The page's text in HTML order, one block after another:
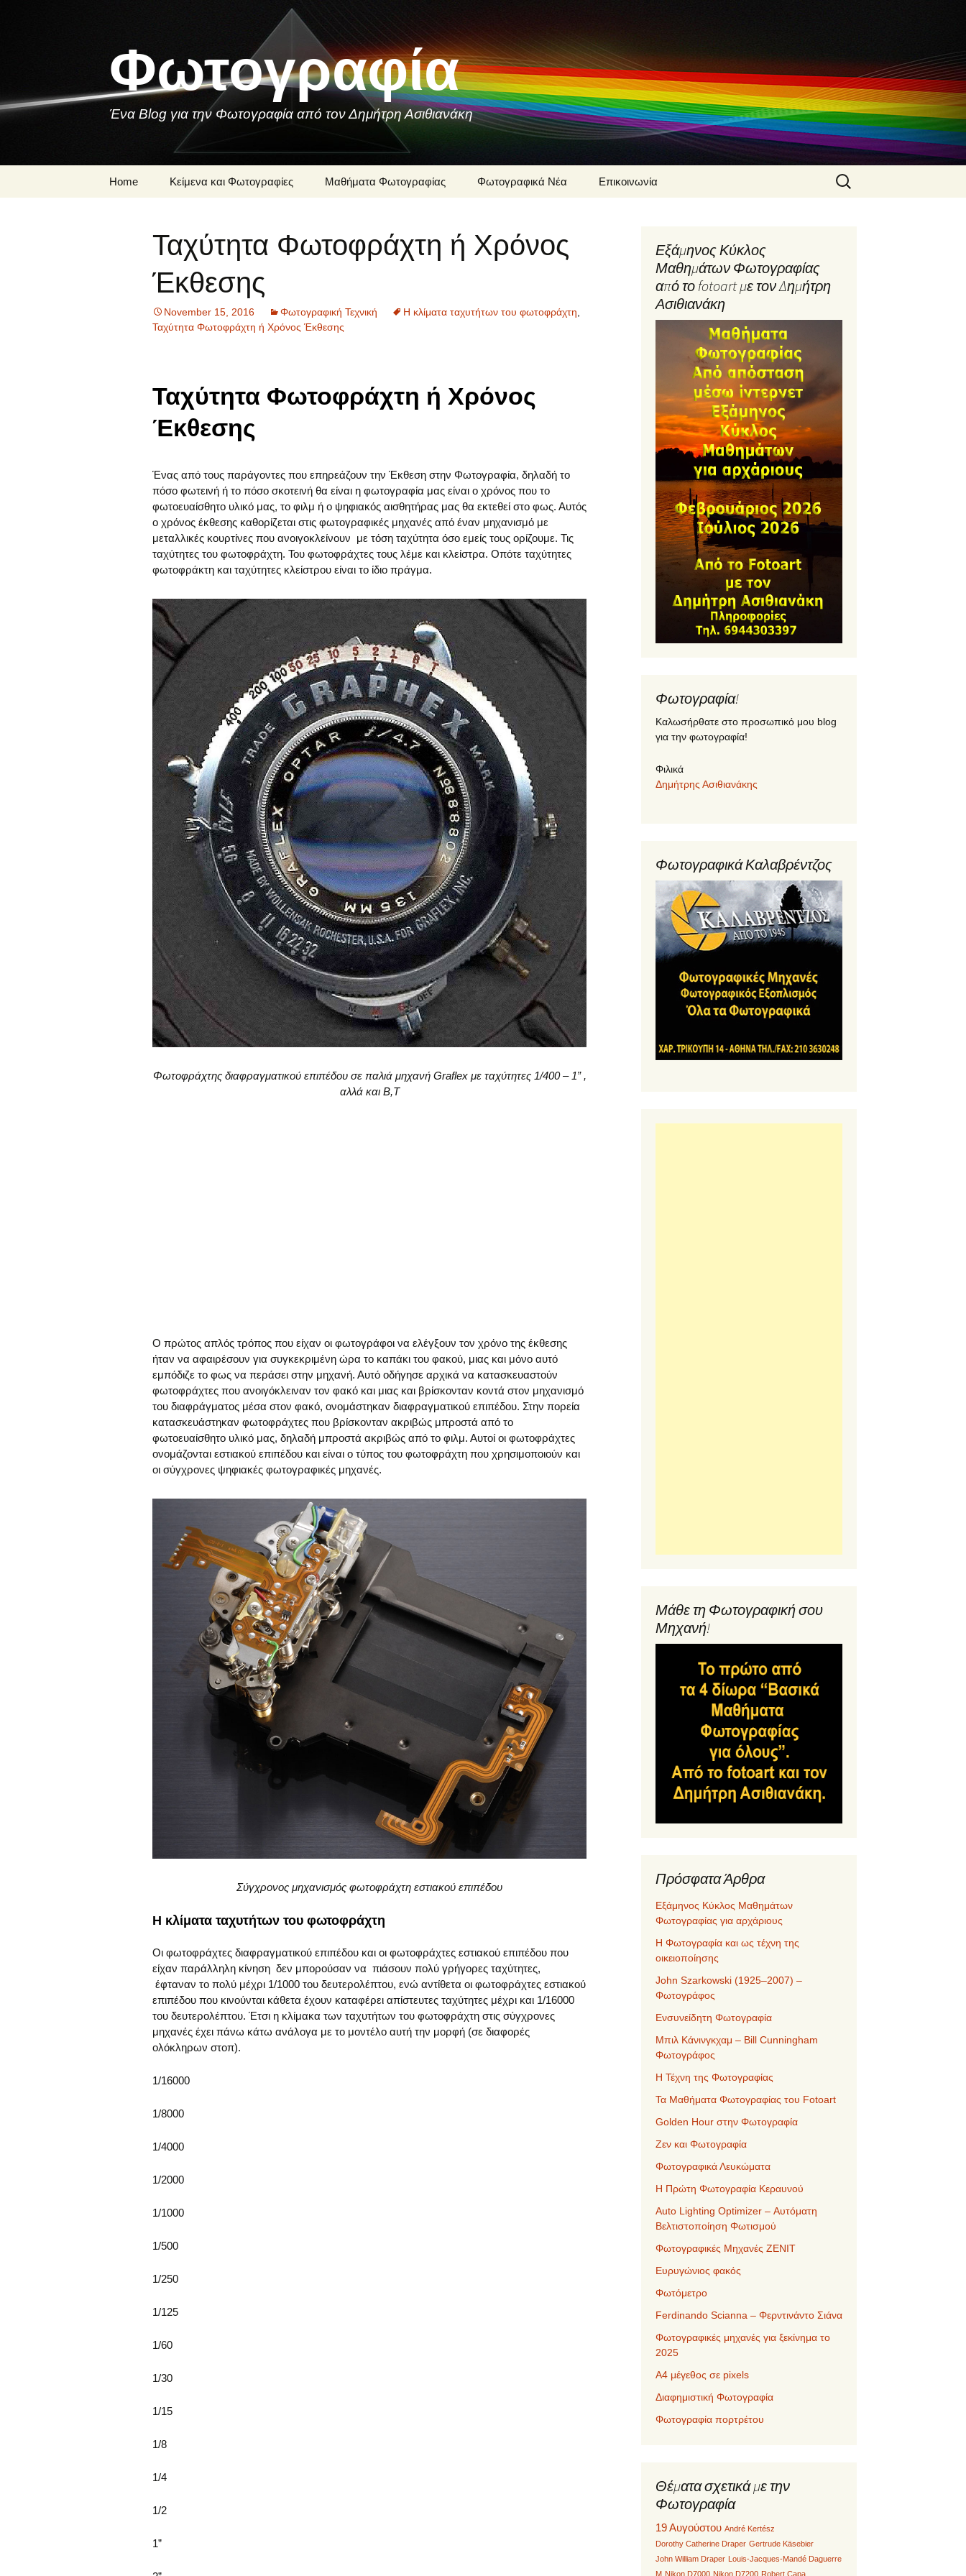
Φωτογραφία
Ένα Blog για την Φωτογραφία από τον Δημήτρη Ασιθιανάκη
Home Κείμενα και Φωτογραφίες
Ποιήματα και
Τραγούδια για τη
Μαθήματα Φωτογραφίας
Φωτογραφίες που
Σπουδαίοι Φωτογράφοι
Φωτογραφικός
Εξοπλισμός
Φωτογραφικές μηχανές
Φωτογραφικά Νέα Επικοινωνία
Φωτογραφίας από τον
Δημήτρη Ασιθιανάκη
Φωτογραφικές
υπηρεσίες από τον
Δημήτρη Ασιθιανάκη
Search
for:
Ταχύτητα Φωτοφράχτη ή Χρόνος
Έκθεσης
November 15, 2016 Φωτογραφική Τεχνική Η κλίματα ταχυτήτων του φωτοφράχτη
Ταχύτητα Φωτοφράχτη ή Χρόνος Έκθεσης
Ταχύτητα Φωτοφράχτη ή Χρόνος
Έκθεσης
Ένας από τους παράγοντες που επηρεάζουν την Έκθεση στην Φωτογραφία, δηλαδή το
πόσο φωτεινή ή το πόσο σκοτεινή θα είναι η φωτογραφία μας είναι ο χρόνος που το
φωτοευαίσθητο υλικό μας, το φιλμ ή ο ψηφιακός αισθητήρας μας θα εκτεθεί στο φως. Αυτός
ο χρόνος έκθεσης καθορίζεται στις φωτογραφικές μηχανές από έναν μηχανισμό με
μεταλλικές κουρτίνες που ανοιγοκλείνουν με τόση ταχύτητα όσο εμείς τους ορίζουμε. Τις
ταχύτητες του φωτοφράχτη. Του φωτοφράχτες τους λέμε και κλείστρα. Οπότε ταχύτητες
φωτοφράκτη και ταχύτητες κλείστρου είναι το ίδιο πράγμα.
Φωτοφράχτης διαφραγματικού επιπέδου σε παλιά μηχανή Graflex με ταχύτητες 1/400 – 1” ,
αλλά και B,T
Ο πρώτος απλός τρόπος που είχαν οι φωτογράφοι να ελέγξουν τον χρόνο της έκθεσης
ήταν να αφαιρέσουν για συγκεκριμένη ώρα το καπάκι του φακού, μιας και μόνο αυτό
εμπόδιζε το φως να περάσει στην μηχανή. Αυτό οδήγησε αρχικά να κατασκευαστούν
φωτοφράχτες που ανοιγόκλειναν τον φακό και μιας και βρίσκονταν κοντά στον μηχανισμό
του διαφράγματος μέσα στον φακό, ονομάστηκαν διαφραγματικού επιπέδου. Στην πορεία
κατασκευάστηκαν φωτοφράχτες που βρίσκονταν ακριβώς μπροστά από το
φωτοευαίσθητο υλικό μας, δηλαδή μπροστά ακριβώς από το φιλμ. Αυτοί οι φωτοφράχτες
ονομάζονται εστιακού επιπέδου και είναι ο τύπος του φωτοφράχτη που χρησιμοποιούν και
οι σύγχρονες ψηφιακές φωτογραφικές μηχανές.
Σύγχρονος μηχανισμός φωτοφράχτη εστιακού επιπέδου
Η κλίματα ταχυτήτων του φωτοφράχτη
Οι φωτοφράχτες διαφραγματικού επιπέδου και οι φωτοφράχτες εστιακού επιπέδου που
είχαν παράλληλη κίνηση δεν μπορούσαν να πιάσουν πολύ γρήγορες ταχύτητες,
έφταναν το πολύ μέχρι 1/1000 του δευτερολέπτου, ενώ αντίθετα οι φωτοφράχτες εστιακού
επιπέδου που κινούνται κάθετα έχουν καταφέρει απίστευτες ταχύτητες μέχρι και 1/16000
του δευτερολέπτου. Έτσι η κλίμακα των ταχυτήτων του φωτοφράχτη στις σύγχρονες
μηχανές έχει πάνω κάτω ανάλογα με το μοντέλο αυτή την μορφή (σε διαφορές
ολόκληρων στοπ).
1/16000
1/8000
1/4000
1/2000
1/1000
1/500
1/250
1/125
1/60
1/30
1/15
1/8
1/4
1/2
1”
Εξάμηνος Κύκλος
Μαθημάτων Φωτογραφίας
από το fotoart με τον Δημήτρη
Ασιθιανάκη
Φωτογραφία!
Καλωσήρθατε στο προσωπικό μου blog
για την φωτογραφία!
Φιλικά
Δημήτρης Ασιθιανάκης
Φωτογραφικά Καλαβρέντζος
Μάθε τη Φωτογραφική σου
Μηχανή!
Πρόσφατα Άρθρα
Εξάμηνος Κύκλος Μαθημάτων
Φωτογραφίας για αρχάριους
Η Φωτογραφία και ως τέχνη της
οικειοποίησης
John Szarkowski (1925–2007) –
Φωτογράφος
Ενσυνείδητη Φωτογραφία
Μπιλ Κάνινγκχαμ – Bill Cunningham
Φωτογράφος
Η Τέχνη της Φωτογραφίας
Τα Μαθήματα Φωτογραφίας του Fotoart
Golden Hour στην Φωτογραφία
Ζεν και Φωτογραφία
Φωτογραφικά Λευκώματα
Η Πρώτη Φωτογραφία Κεραυνού
Auto Lighting Optimizer – Αυτόματη
Βελτιστοποίηση Φωτισμού
Φωτογραφικές Μηχανές ZENIT
Ευρυγώνιος φακός
Φωτόμετρο
Ferdinando Scianna – Φερντινάντο Σιάνα
Φωτογραφικές μηχανές για ξεκίνημα το
2025
Α4 μέγεθος σε pixels
Διαφημιστική Φωτογραφία
Φωτογραφία πορτρέτου
Θέματα σχετικά με την
Φωτογραφία
19 Αυγούστου André Kertész
Dorothy Catherine Draper Gertrude Käsebier
John William Draper Louis-Jacques-Mandé Daguerre
M Nikon D7000 Nikon D7200 Robert Capa